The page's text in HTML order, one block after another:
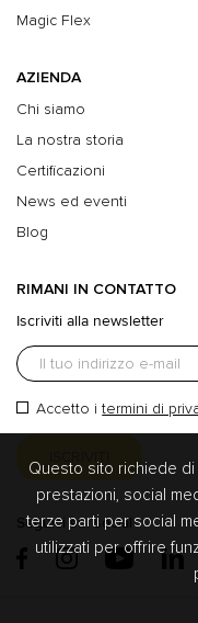
Questo sito richiede
prestazioni, social
terze parti per social
utilizzati per offrire
Magic Flex
AZIENDA
Chi siamo
La nostra storia
Certificazioni
News ed eventi
Blog
RIMANI IN CONTATTO
Iscriviti alla newsletter
Accetto itermini di
Seguici sui social